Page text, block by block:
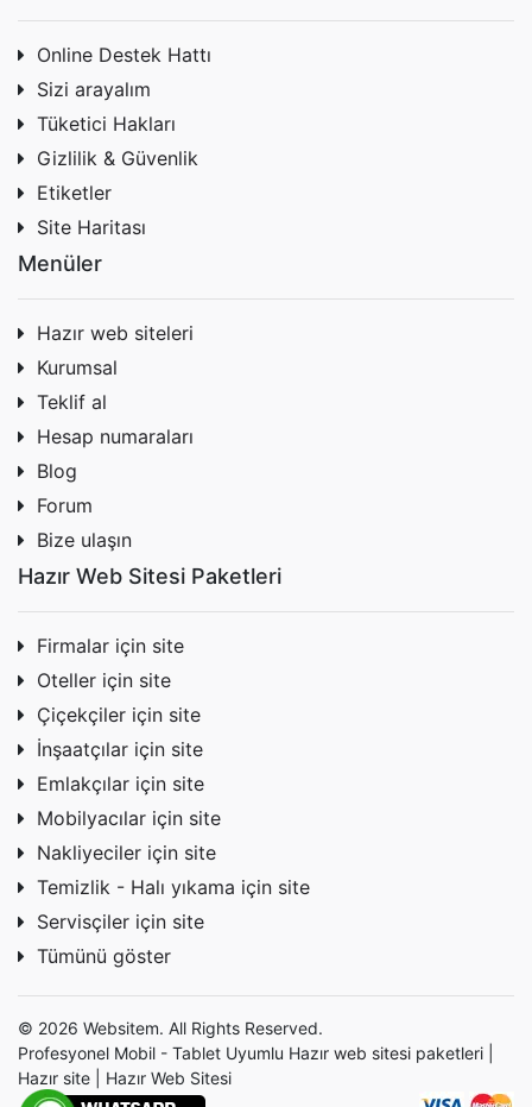
Online Destek Hattı
Sizi arayalım
Tüketici Hakları
Gizlilik & Güvenlik
Etiketler
Site Haritası
Menüler
Hazır web siteleri
Kurumsal
Teklif al
Hesap numaraları
Blog
Forum
Bize ulaşın
Hazır Web Sitesi Paketleri
Firmalar için site
Oteller için site
Çiçekçiler için site
İnşaatçılar için site
Emlakçılar için site
Mobilyacılar için site
Nakliyeciler için site
Temizlik - Halı yıkama için site
Servisçiler için site
Tümünü göster
© 2026 Websitem. All Rights Reserved.
Profesyonel Mobil - Tablet Uyumlu Hazır web sitesi paketleri |
Hazır site | Hazır Web Sitesi